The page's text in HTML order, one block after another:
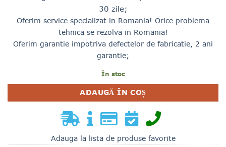
30 zile;
Oferim service specializat in Romania! Orice problema
tehnica se rezolva in Romania!
Oferim garantie impotriva defectelor de fabricatie, 2 ani
garantie;
În stoc
ADAUGĂ ÎN COȘ
Adauga la lista de produse favorite